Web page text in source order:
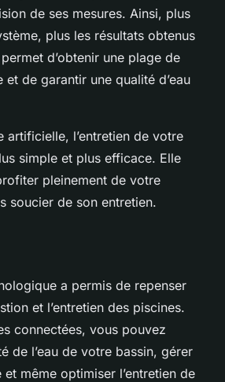
de ses mesures. Ainsi, plus
plus les résultats obtenus
d’obtenir une plage de
et de garantir une qualité d’eau
artificielle, l’entretien de votre
simple et plus efficace. Elle
pleinement de votre
soucier de son entretien.
a permis de repenser
et l’entretien des piscines.
connectées, vous pouvez
de l’eau de votre bassin, gérer
même optimiser l’entretien de